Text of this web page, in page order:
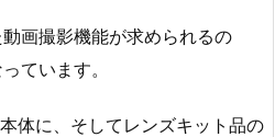
画撮影機能が求められるの
ています。
体に、そしてレンズキット品の